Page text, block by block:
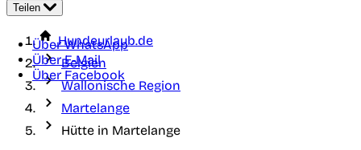
Teilen
Über WhatsApp
Über E-Mail
Über Facebook
Hundeurlaub.de
Belgien
Wallonische Region
Martelange
Hütte in Martelange